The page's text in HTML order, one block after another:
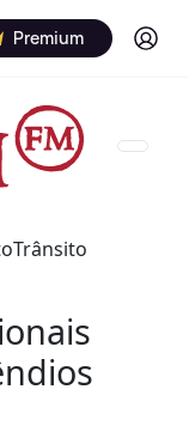
Premium Log in
Trânsito